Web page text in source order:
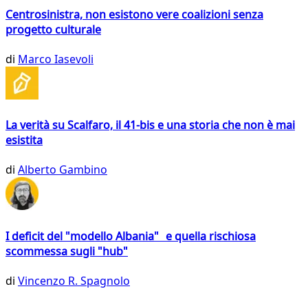
Centrosinistra, non esistono vere coalizioni senza
progetto culturale
di Marco Iasevoli
La verità su Scalfaro, il 41-bis e una storia che non è mai
esistita
di Alberto Gambino
I deficit del "modello Albania" e quella rischiosa
scommessa sugli "hub"
di Vincenzo R. Spagnolo